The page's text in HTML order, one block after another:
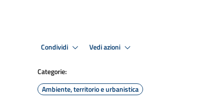
Condividi Vedi azioni
Categorie:
Ambiente, territorio e urbanistica